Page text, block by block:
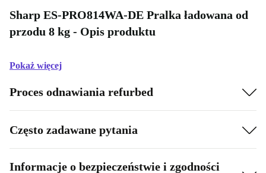
Sharp ES-PRO814WA-DE Pralka ładowana od
przodu 8 kg - Opis produktu
Pokaż więcej
Proces odnawiania refurbed
Często zadawane pytania
Informacje o bezpieczeństwie i zgodności